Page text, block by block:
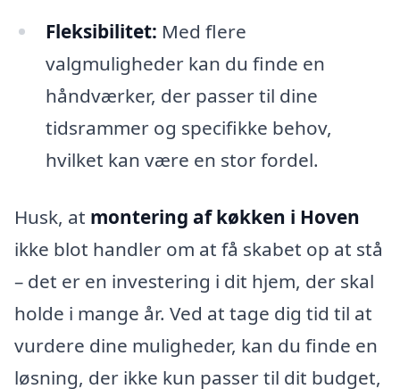
Fleksibilitet: Med flere
valgmuligheder kan du finde en
håndværker, der passer til dine
tidsrammer og specifikke behov,
hvilket kan være en stor fordel.
Husk, at montering af køkken i Hoven
ikke blot handler om at få skabet op at stå
– det er en investering i dit hjem, der skal
holde i mange år. Ved at tage dig tid til at
vurdere dine muligheder, kan du finde en
løsning, der ikke kun passer til dit budget,